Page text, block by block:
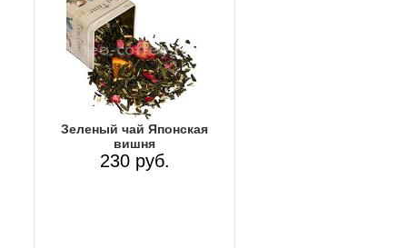
Зеленый чай Японская
вишня
230 руб.